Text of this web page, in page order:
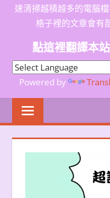
速清掃越積越多的電腦
格子裡的文章會有
點這裡翻譯本站
Powered by